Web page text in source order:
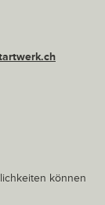
können